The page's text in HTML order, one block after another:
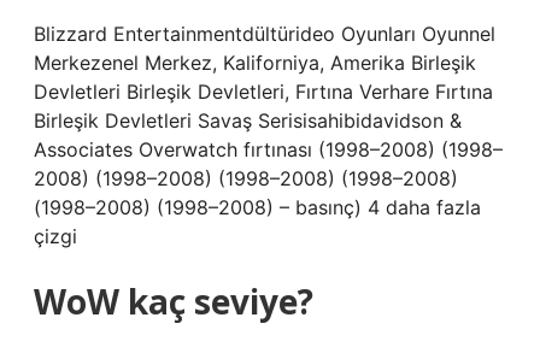
Blizzard Entertainmentdültürideo Oyunları Oyunnel
Merkezenel Merkez, Kaliforniya, Amerika Birleşik
Devletleri Birleşik Devletleri, Fırtına Verhare Fırtına
Birleşik Devletleri Savaş Serisisahibidavidson &
Associates Overwatch fırtınası (1998–2008) (1998–
2008) (1998–2008) (1998–2008) (1998–2008)
(1998–2008) (1998–2008) – basınç) 4 daha fazla
çizgi
WoW kaç seviye?